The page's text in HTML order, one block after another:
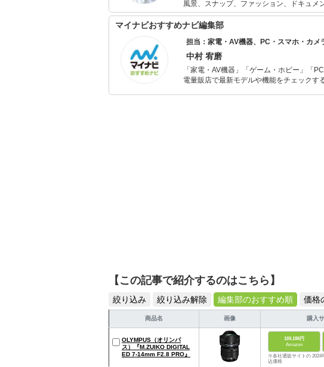
風景、スナップ、ファッション、ドキュメントなど被写体を
型カメラやレンズのテストのレポート、撮
マイナビおすすめナビ編集部
担当：家電・AV機器、PC・スマホ・カメ
中村 宥磨
「家電・AV機器」「ゲーム・ホビー」「
電量販店で最新モデルや機能をチェックす
【この記事で紹介するのはこちら】
絞り込み 絞り込み解除 編集部のおすすめ順 価格
商品名 画像 購入
OLYMPUS（オリンパ
ス）『M.ZUIKO DIGITAL
ED 7-14mm F2.8 PRO』
169,186円
Amazon
※各社通販サイトの 2024
込価格